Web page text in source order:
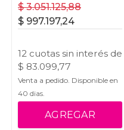
$3.051.125,88
$ 997.197,24
12 cuotas sin interés de
$ 83.099,77
Venta a pedido. Disponible en
40 dias.
AGREGAR